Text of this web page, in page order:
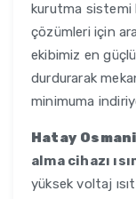
kurutma sistemi
çözümleri için
ekibimiz en
durdurarak
minimuma
Hatay
alma cihazı
yüksek voltaj